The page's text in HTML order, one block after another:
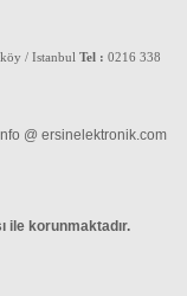
/ Istanbul Tel : 0216 338
ersinelektronik.com
ile korunmaktadır.